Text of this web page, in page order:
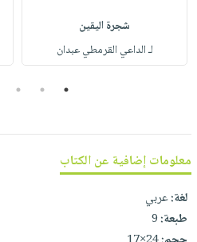
مناسباتيتكرر
نيل
وفرات
انشر
كتابك
تواصل
التسوق
شجرة اليقين
لـ الداعي القرمطي عبدان
1
2
3
معلومات إضافية عن الكتاب
لغة:عربي
طبعة:9